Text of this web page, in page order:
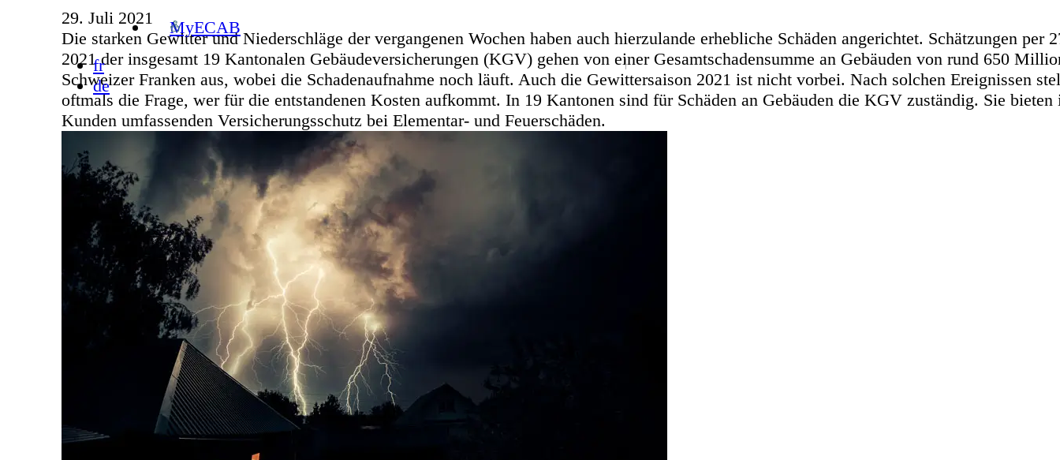
MyECAB
fr
de
29. Juli 2021
Die starken Gewitter und Niederschläge der vergangenen Wochen haben auch hierzulande erhebliche Schäden angerichtet. Schätzungen per
2021 der insgesamt 19 Kantonalen Gebäudeversicherungen (KGV) gehen von einer Gesamtschadensumme an Gebäuden von rund 650
Schweizer Franken aus, wobei die Schadenaufnahme noch läuft. Auch die Gewittersaison 2021 ist nicht vorbei. Nach solchen Ereignissen
oftmals die Frage, wer für die entstandenen Kosten aufkommt. In 19 Kantonen sind für Schäden an Gebäuden die KGV zuständig. Sie bieten
Kunden umfassenden Versicherungsschutz bei Elementar- und Feuerschäden.